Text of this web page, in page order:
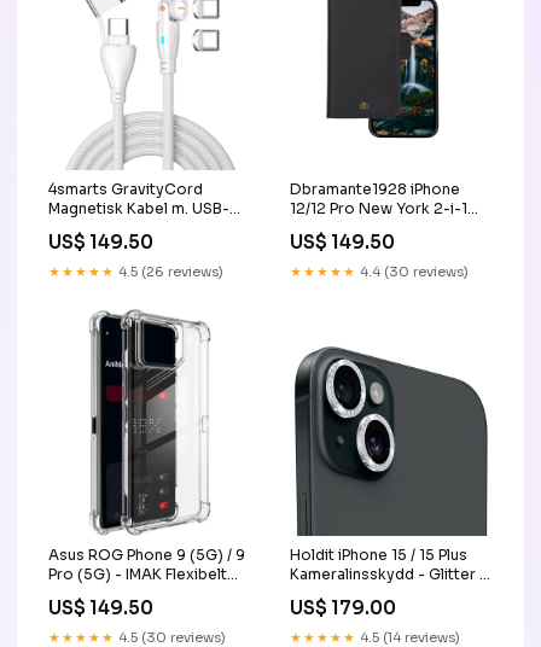
4smarts GravityCord
Magnetisk Kabel m. USB-
PIM_CategoryId_1665
US$ 149.50
★★★★★ 4.5 (26 reviews)
Dbramante1928 iPhone
12/12 Pro New York 2-i-1
PIM_CategoryId_2758
US$ 149.50
★★★★★ 4.4 (30 reviews)
Asus ROG Phone 9 (5G) / 9
Pro (5G) - IMAK Flexibelt
Genomskinlig
PIM_CategoryId_1433
US$ 149.50
★★★★★ 4.5 (30 reviews)
Holdit iPhone 15 / 15 Plus
Kameralinsskydd - Glitter /
US$ 179.00
★★★★★ 4.5 (14 reviews)